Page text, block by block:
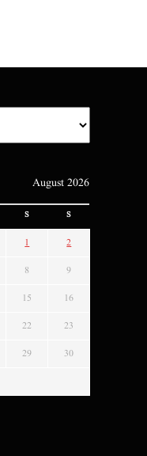
August 2026
S S
1 2
8 9
15 16
22 23
29 30